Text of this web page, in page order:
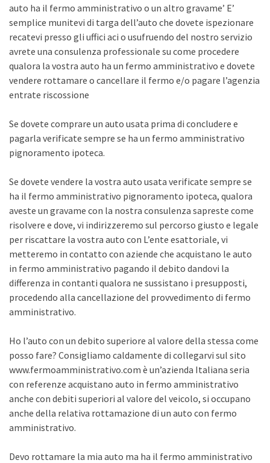
auto ha il fermo amministrativo o un altro gravame’ E’
semplice munitevi di targa dell’auto che dovete ispezionare
recatevi presso gli uffici aci o usufruendo del nostro servizio
avrete una consulenza professionale su come procedere
qualora la vostra auto ha un fermo amministrativo e dovete
vendere rottamare o cancellare il fermo e/o pagare l’agenzia
entrate riscossione
Se dovete comprare un auto usata prima di concludere e
pagarla verificate sempre se ha un fermo amministrativo
pignoramento ipoteca.
Se dovete vendere la vostra auto usata verificate sempre se
ha il fermo amministrativo pignoramento ipoteca, qualora
aveste un gravame con la nostra consulenza sapreste come
risolvere e dove, vi indirizzeremo sul percorso giusto e legale
per riscattare la vostra auto con L’ente esattoriale, vi
metteremo in contatto con aziende che acquistano le auto
in fermo amministrativo pagando il debito dandovi la
differenza in contanti qualora ne sussistano i presupposti,
procedendo alla cancellazione del provvedimento di fermo
amministrativo.
Ho l’auto con un debito superiore al valore della stessa come
posso fare? Consigliamo caldamente di collegarvi sul sito
www.fermoamministrativo.com è un’azienda Italiana seria
con referenze acquistano auto in fermo amministrativo
anche con debiti superiori al valore del veicolo, si occupano
anche della relativa rottamazione di un auto con fermo
amministrativo.
Devo rottamare la mia auto ma ha il fermo amministrativo